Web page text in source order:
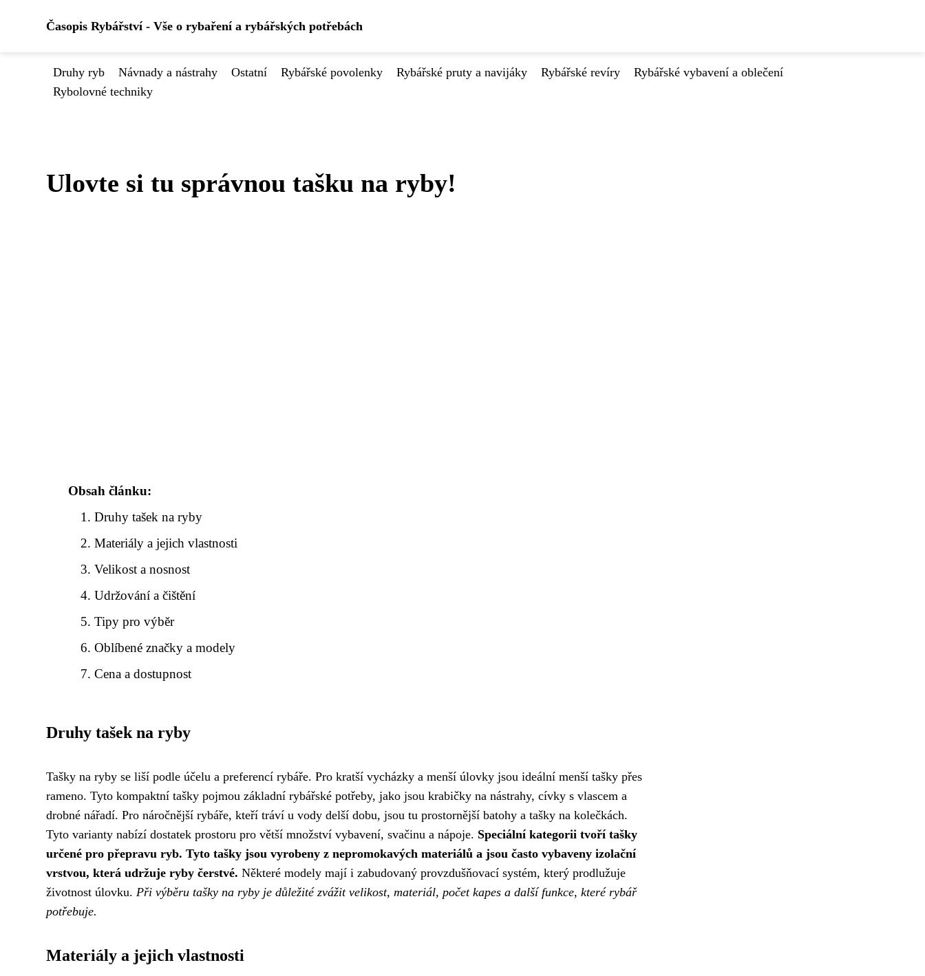
Časopis Rybářství - Vše o rybaření a rybářských potřebách
Druhy ryb Návnady a nástrahy Ostatní Rybářské povolenky Rybářské pruty a navijáky Rybářské revíry
Rybářské vybavení a oblečení
Rybolovné techniky
Ulovte si tu správnou tašku na ryby!
Obsah článku:
Druhy tašek na ryby
Materiály a jejich vlastnosti
Velikost a nosnost
Udržování a čištění
Tipy pro výběr
Oblíbené značky a modely
Cena a dostupnost
Druhy tašek na ryby
Tašky na ryby se liší podle účelu a preferencí rybáře. Pro kratší vycházky a menší úlovky jsou ideální menší tašky přes
rameno. Tyto kompaktní tašky pojmou základní rybářské potřeby, jako jsou krabičky na nástrahy, cívky s vlascem a
drobné nářadí. Pro náročnější rybáře, kteří tráví u vody delší dobu, jsou tu prostornější batohy a tašky na kolečkách.
Tyto varianty nabízí dostatek prostoru pro větší množství vybavení, svačinu a nápoje. Speciální kategorii tvoří tašky
určené pro přepravu ryb. Tyto tašky jsou vyrobeny z nepromokavých materiálů a jsou často vybaveny izolační
vrstvou, která udržuje ryby čerstvé. Některé modely mají i zabudovaný provzdušňovací systém, který prodlužuje
životnost úlovku. Při výběru tašky na ryby je důležité zvážit velikost, materiál, počet kapes a další funkce, které rybář
potřebuje.
Materiály a jejich vlastnosti